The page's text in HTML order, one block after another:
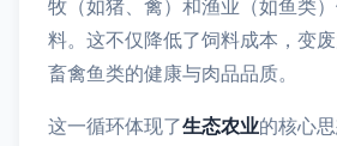
牧（如猪、禽）和渔业（如鱼类
料。这不仅降低了饲料成本，变
畜禽鱼类的健康与肉品品质。
这一循环体现了生态农业的核心